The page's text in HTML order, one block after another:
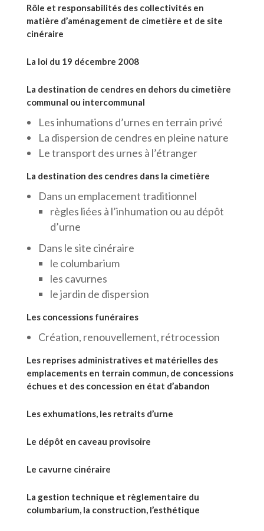
Rôle et responsabilités des collectivités en
matière d’aménagement de cimetière et de site
cinéraire
La loi du 19 décembre 2008
La destination de cendres en dehors du cimetière
communal ou intercommunal
Les inhumations d’urnes en terrain privé
La dispersion de cendres en pleine nature
Le transport des urnes à l’étranger
La destination des cendres dans la cimetière
Dans un emplacement traditionnel
règles liées à l’inhumation ou au dépôt
d’urne
Dans le site cinéraire
le columbarium
les cavurnes
le jardin de dispersion
Les concessions funéraires
Création, renouvellement, rétrocession
Les reprises administratives et matérielles des
emplacements en terrain commun, de concessions
échues et des concession en état d’abandon
Les exhumations, les retraits d’urne
Le dépôt en caveau provisoire
Le cavurne cinéraire
La gestion technique et règlementaire du
columbarium, la construction, l’esthétique